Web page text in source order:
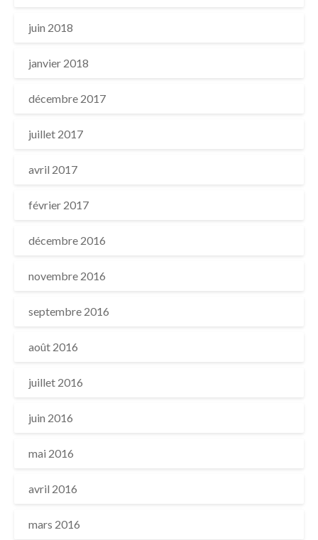
juin 2018
janvier 2018
décembre 2017
juillet 2017
avril 2017
février 2017
décembre 2016
novembre 2016
septembre 2016
août 2016
juillet 2016
juin 2016
mai 2016
avril 2016
mars 2016